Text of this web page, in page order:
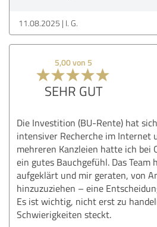
11.08.2025 I. G.
5,00 von 5
SEHR GUT
Die Investition (BU-Rente) hat
intensiver Recherche im Internet
mehreren Kanzleien hatte ich bei
ein gutes Bauchgefühl. Das Team
aufgeklärt und mir geraten, von
hinzuzuziehen – eine
Es ist wichtig, nicht erst zu
Schwierigkeiten steckt.